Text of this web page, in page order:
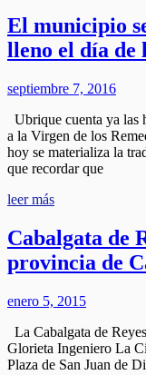
El municipio
lleno el día de
septiembre 7, 2016
Ubrique cuenta ya las
a la Virgen de los
hoy se materializa la
que recordar que
leer más
Cabalgata de
provincia de
enero 5, 2015
La Cabalgata de
Glorieta Ingeniero La
Plaza de San Juan de